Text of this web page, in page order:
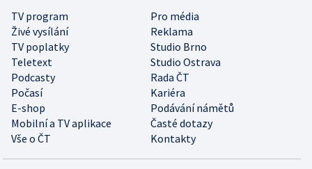
TV program
Pro média
Živé vysílání
Reklama
TV poplatky
Studio Brno
Teletext
Studio Ostrava
Podcasty
Rada ČT
Počasí
Kariéra
E-shop
Podávání námětů
Mobilní a TV aplikace
Časté dotazy
Vše o ČT
Kontakty